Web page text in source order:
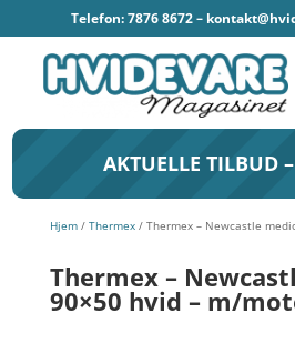
Telefon: 7876 8672 –
AKTUELLE TILBUD
Hjem/ Thermex/ Thermex – Newcastle
Thermex –
90×50 hvid – m/